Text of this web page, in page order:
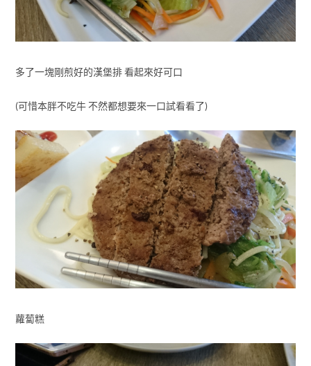
多了一塊剛煎好的漢堡排 看起來好可口
(可惜本胖不吃牛 不然都想要來一口試看看了)
蘿蔔糕